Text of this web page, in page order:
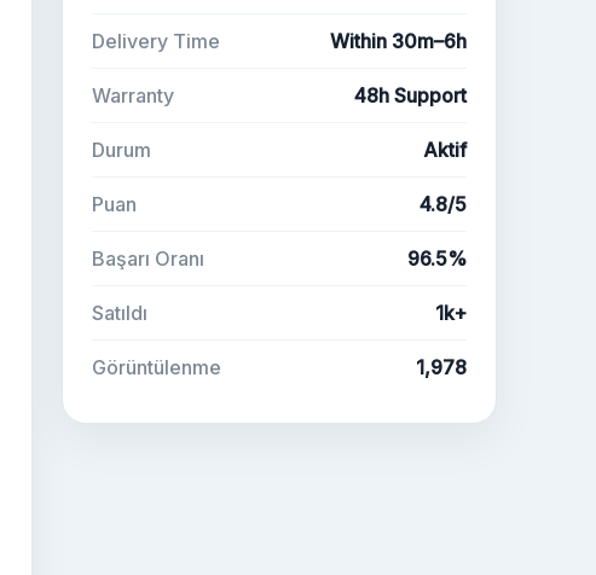
Delivery Time Within 30m–6h
Warranty 48h Support
Durum Aktif
Puan 4.8/5
Başarı Oranı 96.5%
Satıldı 1k+
Görüntülenme 1,978